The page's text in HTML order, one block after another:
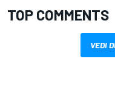
TOP COMMENTS
VEDI